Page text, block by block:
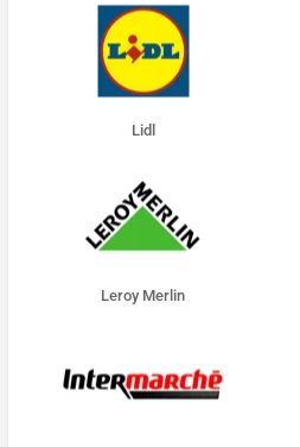
Lidl
Leroy Merlin